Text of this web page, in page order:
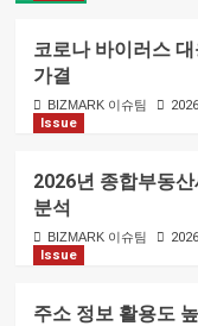
코로나 바이러스
가결
BIZMARK 이슈팀
Issue
2026년 종합부동
분석
BIZMARK 이슈팀
Issue
주소 정보 활용도